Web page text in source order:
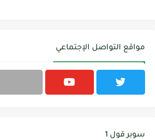
مواقع التواصل الإجتماعي
سوبر قول 1